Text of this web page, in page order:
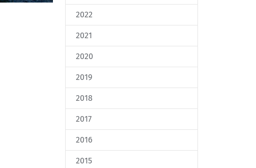
2022
2021
2020
2019
2018
2017
2016
2015